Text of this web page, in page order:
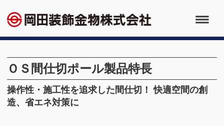
ＯＳ間仕切ポール製品特長
操作性・施工性を追求した間仕切！ 快適空間の創
造、省エネ対策に